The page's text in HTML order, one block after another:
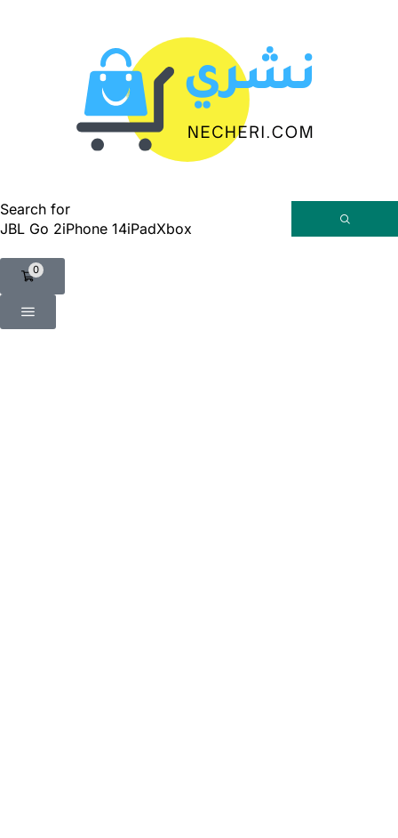
Search for
JBL Go 2iPhone 14iPadXbox
0